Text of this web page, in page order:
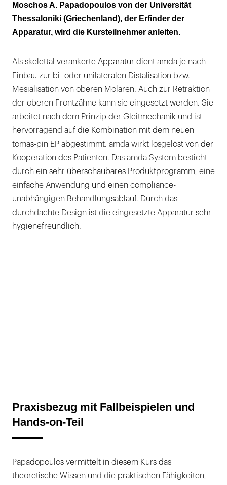
Moschos A. Papadopoulos von der Universität
Thessaloniki (Griechenland), der Erfinder der
Apparatur, wird die Kursteilnehmer anleiten.
Als skelettal verankerte Apparatur dient amda je nach
Einbau zur bi- oder unilateralen Distalisation bzw.
Mesialisation von oberen Molaren. Auch zur Retraktion
der oberen Frontzähne kann sie eingesetzt werden. Sie
arbeitet nach dem Prinzip der Gleitmechanik und ist
hervorragend auf die Kombination mit dem neuen
tomas-pin EP abgestimmt. amda wirkt losgelöst von der
Kooperation des Patienten. Das amda System besticht
durch ein sehr überschaubares Produktprogramm, eine
einfache Anwendung und einen compliance-
unabhängigen Behandlungsablauf. Durch das
durchdachte Design ist die eingesetzte Apparatur sehr
hygienefreundlich.
Praxisbezug mit Fallbeispielen und
Hands-on-Teil
Papadopoulos vermittelt in diesem Kurs das
theoretische Wissen und die praktischen Fähigkeiten,